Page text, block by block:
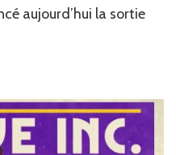
aujourd’hui la sortie